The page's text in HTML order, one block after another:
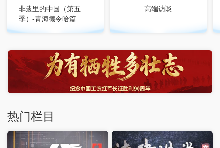
非遗里的中国（第五
季）-青海德令哈篇
高端访谈
热门栏目